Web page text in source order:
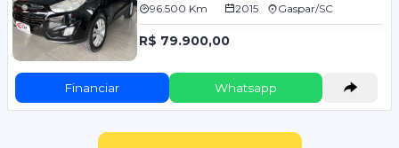
96.500 Km 2015 Gaspar/SC
R$ 79.900,00
Financiar Whatsapp